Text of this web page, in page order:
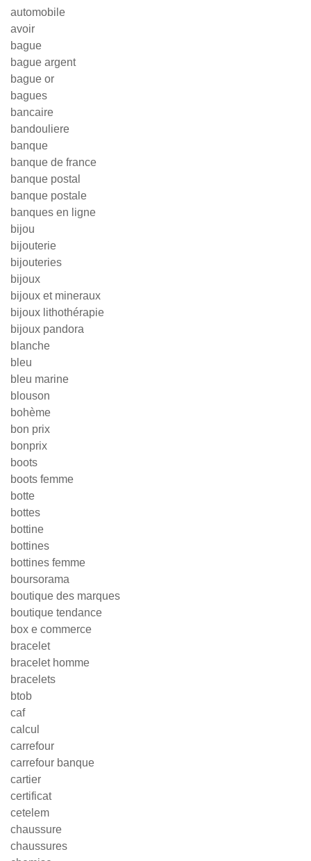
automobile
avoir
bague
bague argent
bague or
bagues
bancaire
bandouliere
banque
banque de france
banque postal
banque postale
banques en ligne
bijou
bijouterie
bijouteries
bijoux
bijoux et mineraux
bijoux lithothérapie
bijoux pandora
blanche
bleu
bleu marine
blouson
bohème
bon prix
bonprix
boots
boots femme
botte
bottes
bottine
bottines
bottines femme
boursorama
boutique des marques
boutique tendance
box e commerce
bracelet
bracelet homme
bracelets
btob
caf
calcul
carrefour
carrefour banque
cartier
certificat
cetelem
chaussure
chaussures